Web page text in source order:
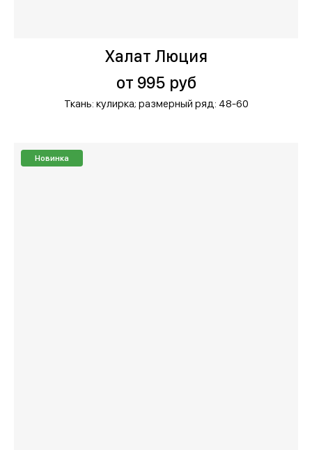
Халат Люция
от 995 руб
Ткань: кулирка; размерный ряд: 48-60
Новинка